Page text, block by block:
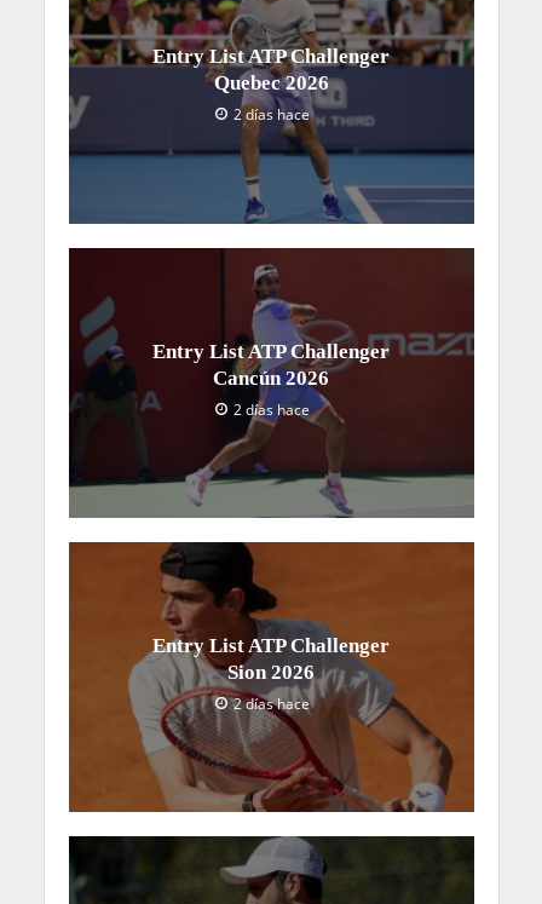
Entry List ATP Challenger
Quebec 2026
2 días hace
Entry List ATP Challenger
Cancún 2026
2 días hace
Entry List ATP Challenger
Sion 2026
2 días hace